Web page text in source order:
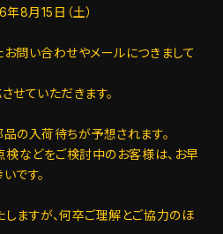
8月15日（土）
問い合わせやメールにつきまして
せていただきます。
の入荷待ちが予想されます。
検などをご検討中のお客様は、お早
です。
ますが、何卒ご理解とご協力のほ